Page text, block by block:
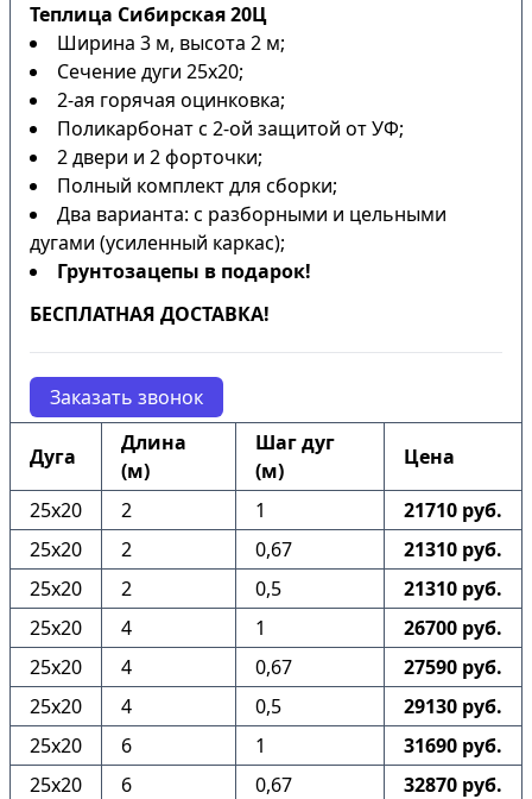
Теплица Сибирская 20Ц
Ширина 3 м, высота 2 м;
Сечение дуги 25х20;
2-ая горячая оцинковка;
Поликарбонат с 2-ой защитой от УФ;
2 двери и 2 форточки;
Полный комплект для сборки;
Два варианта: с разборными и цельными
дугами (усиленный каркас);
Грунтозацепы в подарок!
БЕСПЛАТНАЯ ДОСТАВКА!
Заказать звонок
Дуга
Длина
(м)
Шаг дуг
(м)
Цена
25х20 2 1
21710 руб.
25х20
2 0,67
21310 руб.
25х20
2 0,5
21310 руб.
25х20
4 1
26700 руб.
25х20
4 0,67
27590 руб.
25х20
4 0,5
29130 руб.
25х20
6 1
31690 руб.
25х20
6 0,67
32870 руб.